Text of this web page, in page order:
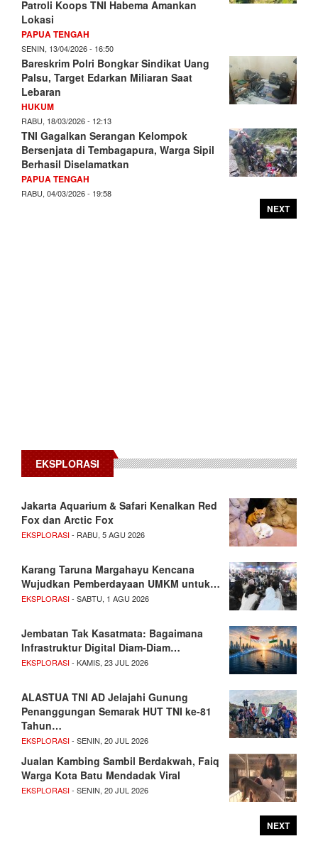
Patroli Koops TNI Habema Amankan
Lokasi
PAPUA TENGAH
SENIN, 13/04/2026 - 16:50
Bareskrim Polri Bongkar Sindikat Uang
Palsu, Target Edarkan Miliaran Saat
Lebaran
HUKUM
RABU, 18/03/2026 - 12:13
TNI Gagalkan Serangan Kelompok
Bersenjata di Tembagapura, Warga Sipil
Berhasil Diselamatkan
PAPUA TENGAH
RABU, 04/03/2026 - 19:58
NEXT
EKSPLORASI
Jakarta Aquarium & Safari Kenalkan Red
Fox dan Arctic Fox
EKSPLORASI- RABU, 5 AGU 2026
Karang Taruna Margahayu Kencana
Wujudkan Pemberdayaan UMKM untuk…
EKSPLORASI- SABTU, 1 AGU 2026
Jembatan Tak Kasatmata: Bagaimana
Infrastruktur Digital Diam-Diam…
EKSPLORASI- KAMIS, 23 JUL 2026
ALASTUA TNI AD Jelajahi Gunung
Penanggungan Semarak HUT TNI ke-81
Tahun…
EKSPLORASI- SENIN, 20 JUL 2026
Jualan Kambing Sambil Berdakwah, Faiq
Warga Kota Batu Mendadak Viral
EKSPLORASI- SENIN, 20 JUL 2026
NEXT